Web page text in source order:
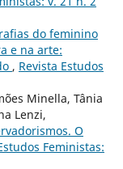
do feminino
e na arte:
, Revista Estudos
Minella, Tânia
Lenzi,
O
Feministas: